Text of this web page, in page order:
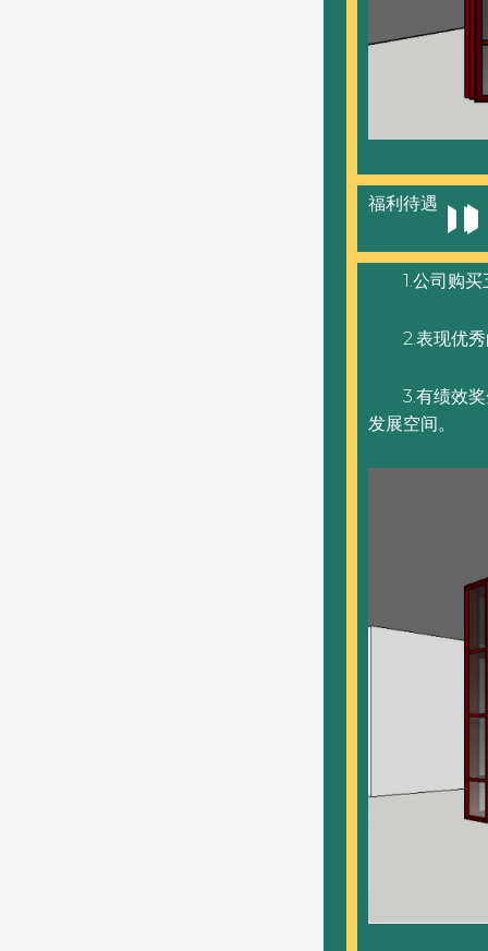
福利待遇
1.公司购
2.表现优
3.有绩效
发展空间。